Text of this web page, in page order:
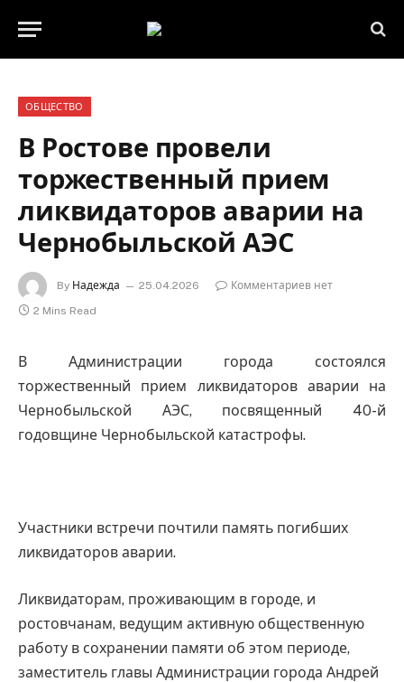
ОБЩЕСТВО
В Ростове провели
торжественный прием
ликвидаторов аварии на
Чернобыльской АЭС
By Надежда 25.04.2026
Комментариев нет
2 Mins Read
В Администрации города состоялся
торжественный прием ликвидаторов аварии на
Чернобыльской АЭС, посвященный 40-й
годовщине Чернобыльской катастрофы.
Участники встречи почтили память погибших
ликвидаторов аварии.
Ликвидаторам, проживающим в городе, и
ростовчанам, ведущим активную общественную
работу в сохранении памяти об этом периоде,
заместитель главы Администрации города Андрей